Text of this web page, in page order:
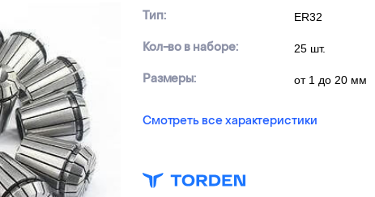
Тип: ER32
Кол-во в наборе: 25 шт.
Размеры: от 1 до 20 мм
Смотреть все характеристики